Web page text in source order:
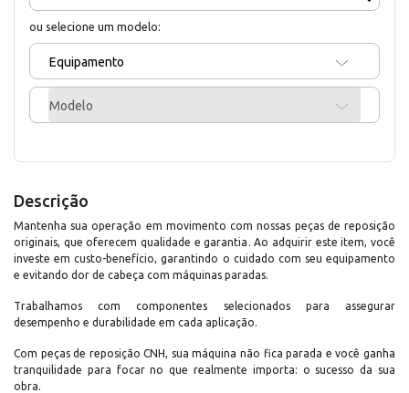
ou selecione um modelo:
Equipamento
Modelo
Descrição
Mantenha sua operação em movimento com nossas peças de reposição
originais, que oferecem qualidade e garantia. Ao adquirir este item, você
investe em custo-benefício, garantindo o cuidado com seu equipamento
e evitando dor de cabeça com máquinas paradas.
Trabalhamos com componentes selecionados para assegurar
desempenho e durabilidade em cada aplicação.
Com peças de reposição CNH, sua máquina não fica parada e você ganha
tranquilidade para focar no que realmente importa: o sucesso da sua
obra.